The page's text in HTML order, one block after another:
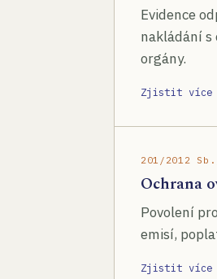
Evidence
nakládání s
orgány.
Zjistit více
201/2012
Ochrana
Povolení
emisí,
Zjistit více